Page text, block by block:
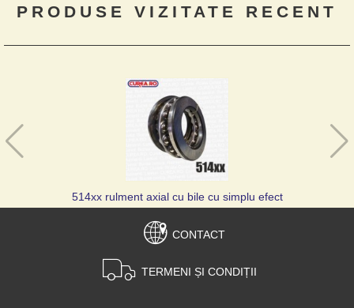
PRODUSE VIZITATE RECENT
514xx rulment axial cu bile cu simplu efect
CONTACT
TERMENI ȘI CONDIȚII